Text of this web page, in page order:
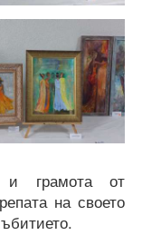
и грамота от
на своето